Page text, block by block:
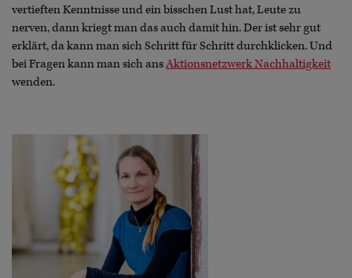
vertieften Kenntnisse und ein bisschen Lust hat, Leute zu
nerven, dann kriegt man das auch damit hin. Der ist sehr gut
erklärt, da kann man sich Schritt für Schritt durchklicken. Und
bei Fragen kann man sich ansAktionsnetzwerk Nachhaltigkeit
wenden.